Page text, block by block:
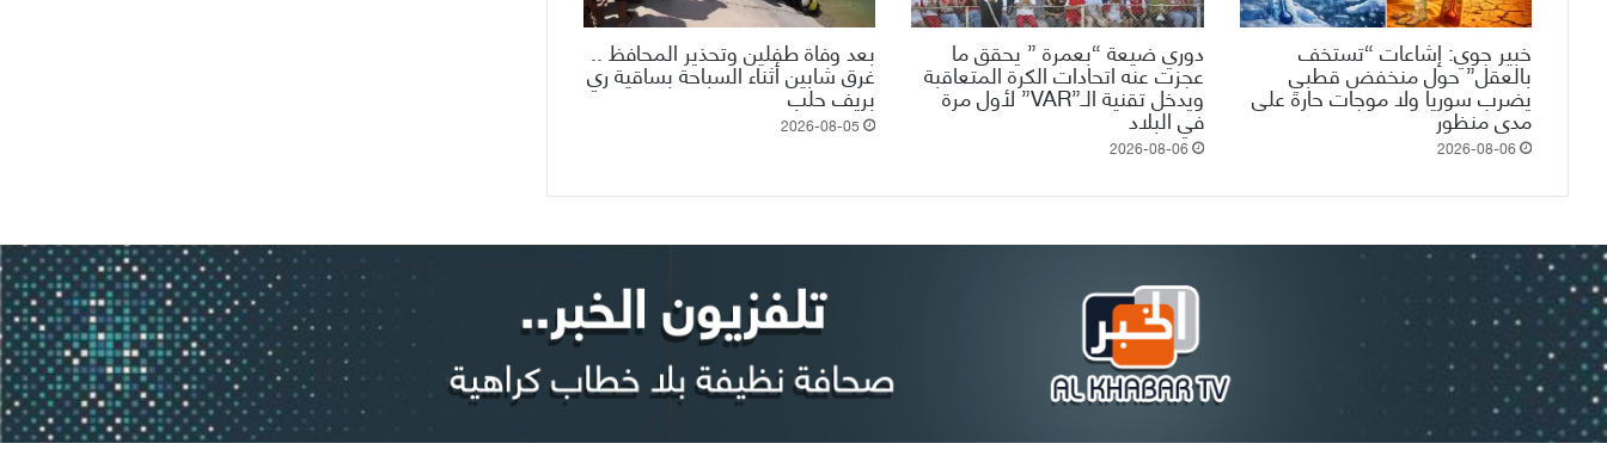
خبير جوي: إشاعات “تستخف
بالعقل” حول منخفض قطبي
يضرب سوريا ولا موجات حارة على
مدى منظور
2026-08-06
دوري ضيعة “بعمرة ” يحقق ما
عجزت عنه اتحادات الكرة المتعاقبة
ويدخل تقنية الـ”VAR” لأول مرة
في البلاد
2026-08-06
بعد وفاة طفلين وتحذير المحافظ ..
غرق شابين أثناء السباحة بساقية ري
بريف حلب
2026-08-05